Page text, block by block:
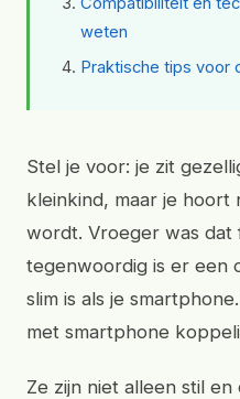
weten
Praktische tips voor
Stel je voor: je zit
kleinkind, maar je
wordt. Vroeger was dat
tegenwoordig is er een
slim is als je
met smartphone
Ze zijn niet alleen stil